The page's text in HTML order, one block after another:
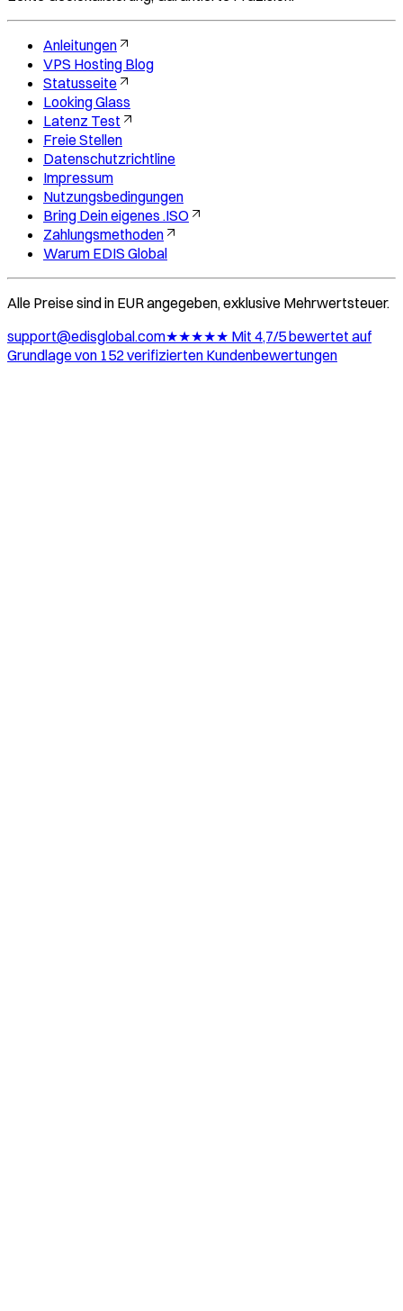
Anleitungen
VPS Hosting Blog
Statusseite
Looking Glass
Latenz Test
Freie Stellen
Datenschutzrichtline
Impressum
Nutzungsbedingungen
Bring Dein eigenes .ISO
Zahlungsmethoden
Warum EDIS Global
Alle Preise sind in EUR angegeben, exklusive Mehrwertsteuer.
support@edisglobal.com★★★★★ Mit 4,7/5 bewertet auf
Grundlage von 152 verifizierten Kundenbewertungen